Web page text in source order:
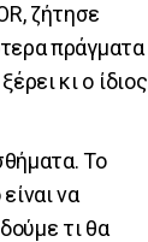
ζήτησε
πράγματα
κι ο ίδιος
Το
να
τι θα